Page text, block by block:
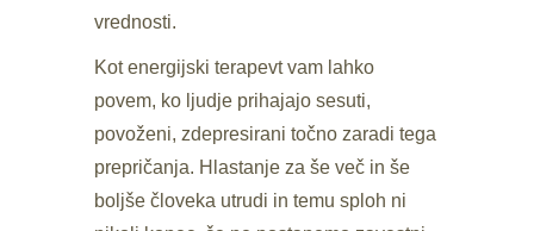
vrednosti.
Kot energijski terapevt vam lahko
povem, ko ljudje prihajajo sesuti,
povoženi, zdepresirani točno zaradi tega
prepričanja. Hlastanje za še več in še
boljše človeka utrudi in temu sploh ni